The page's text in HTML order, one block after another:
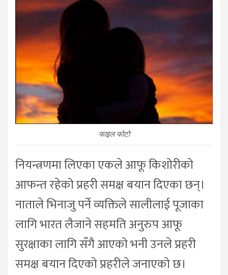
फाइल फोटो
नियन्त्रणमा लिएका एकले आफू किशोरीको
आफन्त रहेको प्रहरी समक्ष बयान दिएका छन्।
नाताले भिनाजु पर्ने व्यक्तिले सालीलाई पूजाका
लागि भारत लैजाने सहमति अनुरुप आफू
सुरक्षाका लागि सँगै आएको भनी उनले प्रहरी
समक्ष बयान दिएको प्रहरीले जनाएको छ।